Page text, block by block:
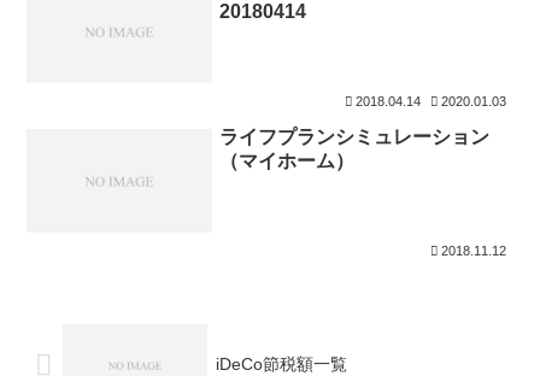
20180414
2018.04.14 2020.01.03
ライフプランシミュレーション
（マイホーム）
2018.11.12
iDeCo節税額一覧